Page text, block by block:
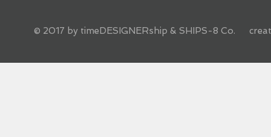
© 2017 by timeDESIGNERship & SHIPS-8 Co.